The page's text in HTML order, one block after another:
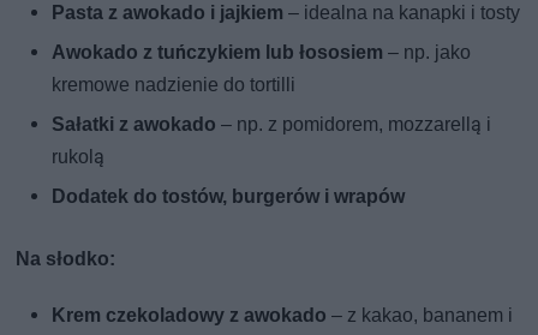
Pasta z awokado i jajkiem – idealna na kanapki i tosty
Awokado z tuńczykiem lub łososiem – np. jako
kremowe nadzienie do tortilli
Sałatki z awokado – np. z pomidorem, mozzarellą i
rukolą
Dodatek do tostów, burgerów i wrapów
Na słodko:
Krem czekoladowy z awokado – z kakao, bananem i